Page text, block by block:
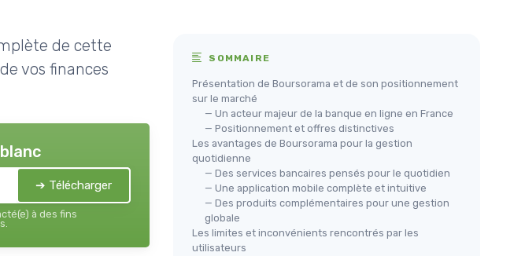
de cette
vos finances
➔ Télécharger
à des fins
SOMMAIRE
Présentation de Boursorama et de son positionnement
sur le marché
— Un acteur majeur de la banque en ligne en France
— Positionnement et offres distinctives
Les avantages de Boursorama pour la gestion
quotidienne
— Des services bancaires pensés pour le quotidien
— Une application mobile complète et intuitive
— Des produits complémentaires pour une gestion
globale
Les limites et inconvénients rencontrés par les
utilisateurs